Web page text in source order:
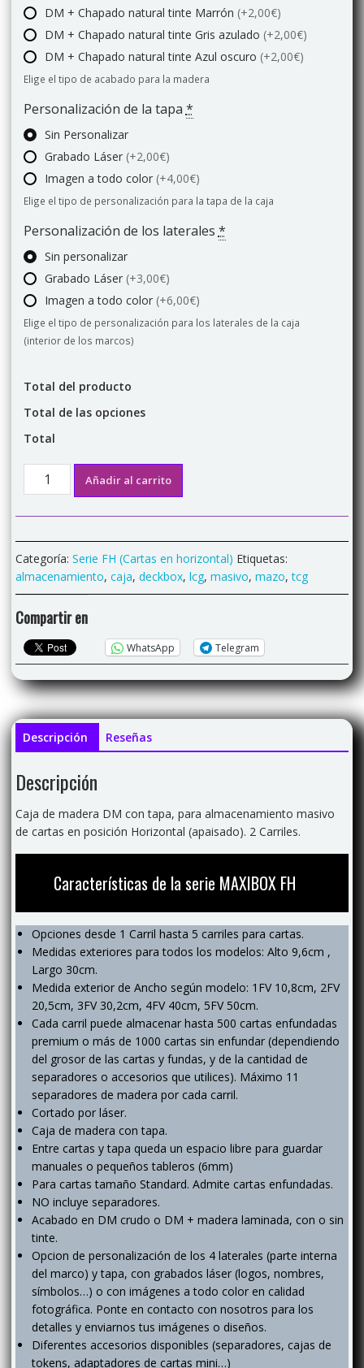
DM + Chapado natural tinte Marrón (+2,00€)
DM + Chapado natural tinte Gris azulado (+2,00€)
DM + Chapado natural tinte Azul oscuro (+2,00€)
Elige el tipo de acabado para la madera
Personalización de la tapa *
Sin Personalizar
Grabado Láser (+2,00€)
Imagen a todo color (+4,00€)
Elige el tipo de personalización para la tapa de la caja
Personalización de los laterales *
Sin personalizar
Grabado Láser (+3,00€)
Imagen a todo color (+6,00€)
Elige el tipo de personalización para los laterales de la caja
(interior de los marcos)
Total del producto
Total de las opciones
Total
MAXIBOX
cartas
personalizable.
cantidad
Añadir al carrito
Categoría: Serie FH (Cartas en horizontal) Etiquetas:
almacenamiento, caja, deckbox, lcg, masivo, mazo,tcg
Compartir en
WhatsApp Telegram
Descripción Reseñas
Descripción
Caja de madera DM con tapa, para almacenamiento masivo
de cartas en posición Horizontal (apaisado). 2 Carriles.
Características de la serie MAXIBOX FH
Opciones desde 1 Carril hasta 5 carriles para cartas.
Medidas exteriores para todos los modelos: Alto 9,6cm ,
Largo 30cm.
Medida exterior de Ancho según modelo: 1FV 10,8cm, 2FV
20,5cm, 3FV 30,2cm, 4FV 40cm, 5FV 50cm.
Cada carril puede almacenar hasta 500 cartas enfundadas
premium o más de 1000 cartas sin enfundar (dependiendo
del grosor de las cartas y fundas, y de la cantidad de
separadores o accesorios que utilices). Máximo 11
separadores de madera por cada carril.
Cortado por láser.
Caja de madera con tapa.
Entre cartas y tapa queda un espacio libre para guardar
manuales o pequeños tableros (6mm)
Para cartas tamaño Standard. Admite cartas enfundadas.
NO incluye separadores.
Acabado en DM crudo o DM + madera laminada, con o sin
tinte.
Opcion de personalización de los 4 laterales (parte interna
del marco) y tapa, con grabados láser (logos, nombres,
símbolos…) o con imágenes a todo color en calidad
fotográfica. Ponte en contacto con nosotros para los
detalles y enviarnos tus imágenes o diseños.
Diferentes accesorios disponibles (separadores, cajas de
tokens, adaptadores de cartas mini…)